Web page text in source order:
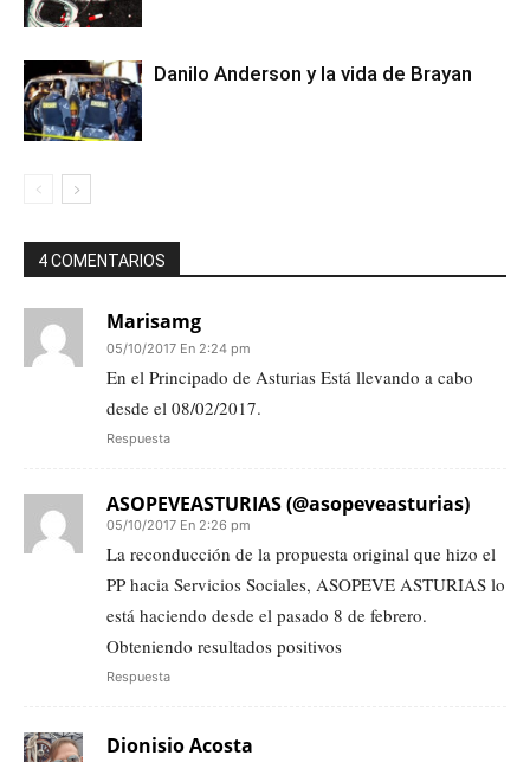
Danilo Anderson y la vida de Brayan
4 COMENTARIOS
Marisamg
05/10/2017 En 2:24 pm
En el Principado de Asturias Está llevando a cabo
desde el 08/02/2017.
Respuesta
ASOPEVEASTURIAS (@asopeveasturias)
05/10/2017 En 2:26 pm
La reconducción de la propuesta original que hizo el
PP hacia Servicios Sociales, ASOPEVE ASTURIAS lo
está haciendo desde el pasado 8 de febrero.
Obteniendo resultados positivos
Respuesta
Dionisio Acosta